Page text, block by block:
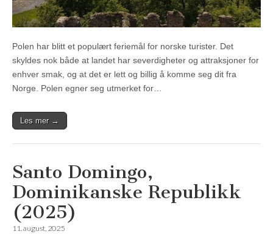
Polen har blitt et populært feriemål for norske turister. Det
skyldes nok både at landet har severdigheter og attraksjoner for
enhver smak, og at det er lett og billig å komme seg dit fra
Norge. Polen egner seg utmerket for…
Les mer →
Santo Domingo,
Dominikanske Republikk
(2025)
11. august, 2025